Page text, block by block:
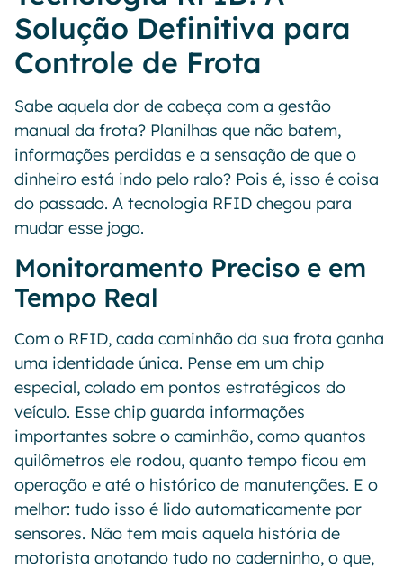
Solução Definitiva para
Controle de Frota
Sabe aquela dor de cabeça com a gestão
manual da frota? Planilhas que não batem,
informações perdidas e a sensação de que o
dinheiro está indo pelo ralo? Pois é, isso é coisa
do passado. A tecnologia RFID chegou para
mudar esse jogo.
Monitoramento Preciso e em
Tempo Real
Com o RFID, cada caminhão da sua frota ganha
uma identidade única. Pense em um chip
especial, colado em pontos estratégicos do
veículo. Esse chip guarda informações
importantes sobre o caminhão, como quantos
quilômetros ele rodou, quanto tempo ficou em
operação e até o histórico de manutenções. E o
melhor: tudo isso é lido automaticamente por
sensores. Não tem mais aquela história de
motorista anotando tudo no caderninho, o que,